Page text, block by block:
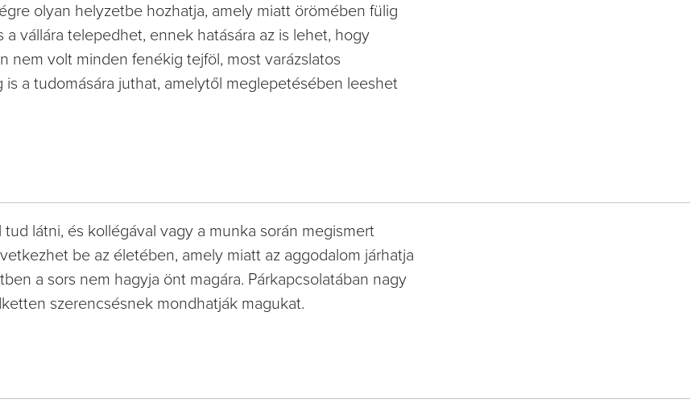
olyan helyzetbe hozhatja, amely miatt örömében fülig
vállára telepedhet, ennek hatására az is lehet, hogy
nem volt minden fenékig tejföl, most varázslatos
a tudomására juthat, amelytől meglepetésében leeshet
látni, és kollégával vagy a munka során megismert
be az életében, amely miatt az aggodalom járhatja
a sors nem hagyja önt magára. Párkapcsolatában nagy
szerencsésnek mondhatják magukat.